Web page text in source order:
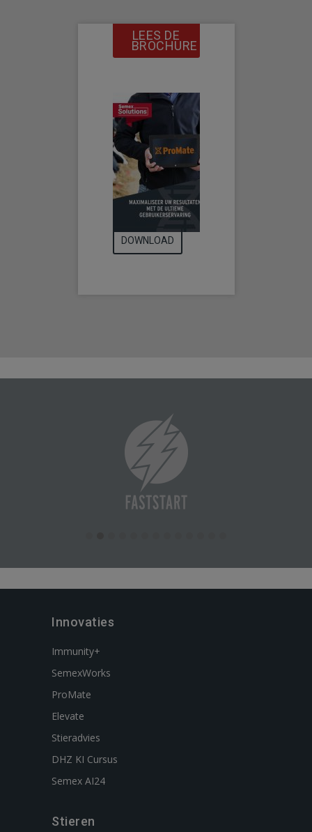
LEES DE
BROCHURE
DOWNLOAD
Innovaties
Immunity+
SemexWorks
ProMate
Elevate
Stieradvies
DHZ KI Cursus
Semex AI24
Stieren